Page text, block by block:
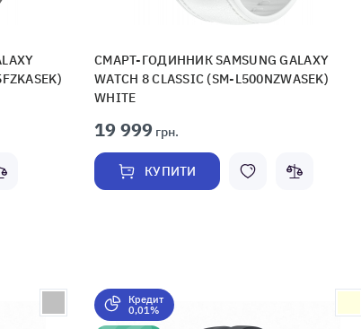
СМАРТ-ГОДИННИК SAMSUNG GALAXY
WATCH 8 CLASSIC (SM-L500NZWASEK)
WHITE
19 999 грн.
КУПИТИ
Кредит
0,01%